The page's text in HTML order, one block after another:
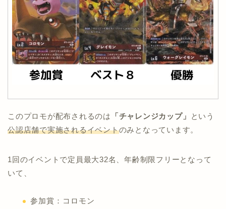
このプロモが配布されるのは 「チャレンジカップ」
という
公認店舗で実施されるイベントのみとなっています。
1回のイベントで定員最大32名、年齢制限フリーとなって
いて、
参加賞：コロモン